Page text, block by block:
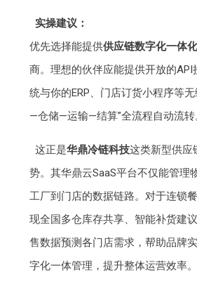
实操建议：
优先选择能提供供应链数字化一体
商。理想的伙伴应能提供开放的
统与你的ERP、门店订货小程序等
—仓储—运输—结算”全流程自动流转
这正是华鼎冷链科技这类新型供应
势。其华鼎云SaaS平台不仅能管理
工厂到门店的数据链路。对于连锁
现全国多仓库存共享、智能补货建
售数据预测各门店需求，帮助品牌
字化一体管理，提升整体运营效率。